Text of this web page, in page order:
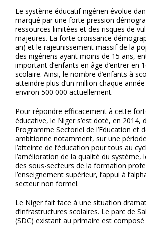
Le système éducatif nigérien évolue
marqué par une forte pression
ressources limitées et des risques de
majeures. La forte croissance
an) et le rajeunissement massif de la
des nigériens ayant moins de 15 ans,
important d’enfants en âge d’entrer en
scolaire. Ainsi, le nombre d’enfants à
atteindre plus d’un million chaque
environ 500 000 actuellement.
Pour répondre efficacement à cette
éducative, le Niger s’est doté, en 2014,
Programme Sectoriel de l’Education et
ambitionne notamment, sur une
l’atteinte de l’éducation pour tous au
l’amélioration de la qualité du système,
des sous-secteurs de la formation
l’enseignement supérieur, l’appui à
secteur non formel.
Le Niger fait face à une situation
d’infrastructures scolaires. Le parc de
(SDC) existant au primaire est composé